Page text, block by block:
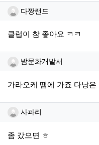
다짱랜드님의
다짱랜드
클럽이 참 좋아요 ㅋㅋ
밤문화개발서
밤문화개발서
가라오케 땜에 가죠 다낭은
사파리님의 댓
사파리
좀 갔으면 ㅎ